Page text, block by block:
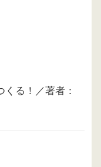
る！／著者：